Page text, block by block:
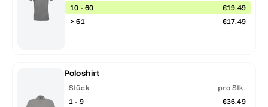
10 - 60
€19.49
> 61
€17.49
Poloshirt
Stück
pro Stk.
1 - 9
€36.49